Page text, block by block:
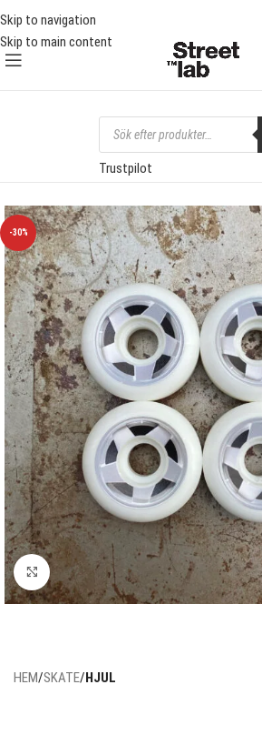
Skip to navigation
Skip to main content
FRAKT ÖVER 1000 SEK
Trustpilot
-30%
Click to enlarge
HEM SKATE HJUL